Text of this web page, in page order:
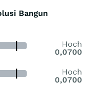
Bangun
Hoch
0,0700
Hoch
0,0700